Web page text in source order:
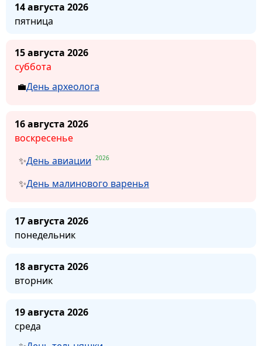
14 августа 2026
пятница
15 августа 2026
суббота
День археолога
16 августа 2026
воскресенье
День авиации 2026
День малинового варенья
17 августа 2026
понедельник
18 августа 2026
вторник
19 августа 2026
среда